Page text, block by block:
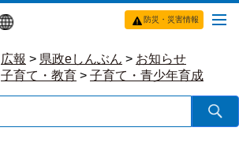
防災・災害情報
広報 > 県政eしんぶん > お知らせ
子育て・教育 > 子育て・青少年育成